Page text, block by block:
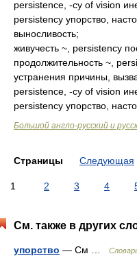
persistence, -cy of vision
persistency упорство,
выносливость;
живучесть ~, persistency
продолжительность ~,
устранения причины,
persistence, -cy of vision
persistency упорство,
Большой англо-русский и
Страницы Следующая
1 2 3 4
См. также в других
упорство — См …